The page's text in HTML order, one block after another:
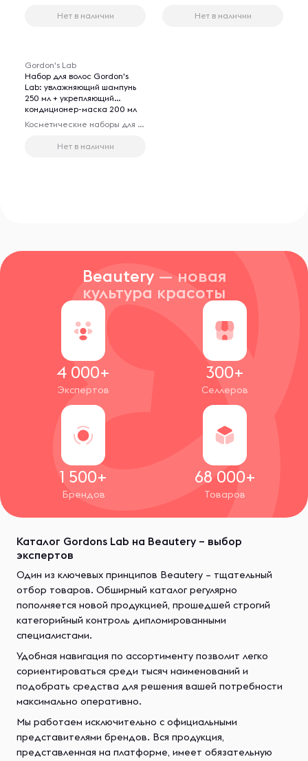
Нет в наличии Нет в наличии
Gordon's Lab
Набор для волос Gordon's
Lab: увлажняющий шампунь
250 мл + укрепляющий
кондиционер-маска 200 мл
Косметические наборы для ухода за волосами
Нет в наличии
Beautery — новая
культура красоты
4 000+
Экспертов
300+
Селлеров
1 500+
Брендов
68 000+
Товаров
Каталог Gordons Lab на Beautery – выбор
экспертов
Один из ключевых принципов Beautery – тщательный
отбор товаров. Обширный каталог регулярно
пополняется новой продукцией, прошедшей строгий
категорийный контроль дипломированными
специалистами.
Удобная навигация по ассортименту позволит легко
сориентироваться среди тысяч наименований и
подобрать средства для решения вашей потребности
максимально оперативно.
Мы работаем исключительно с официальными
представителями брендов. Вся продукция,
представленная на платформе, имеет обязательную